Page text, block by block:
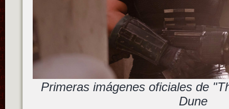
Primeras imágenes oficiales de
Dune